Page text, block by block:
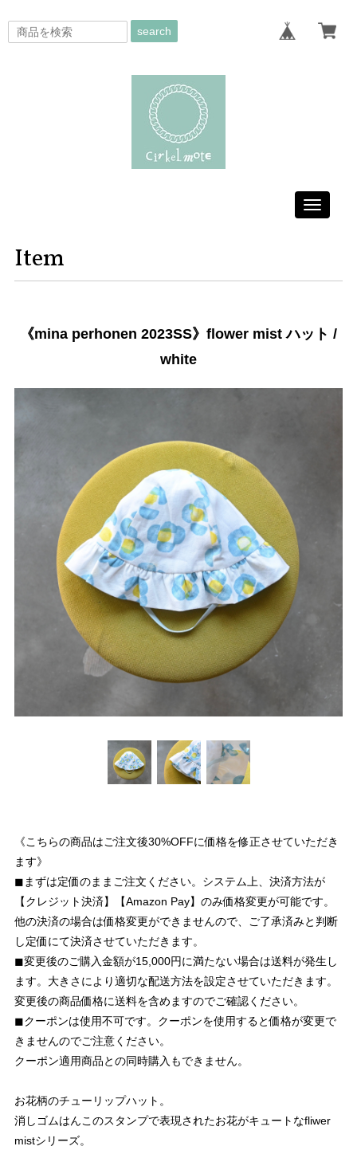
search
Toggle
Item
《mina perhonen 2023SS》flower mist ハット /
white
《こちらの商品はご注文後30%OFFに価格を修正させていただき
ます》
◼︎まずは定価のままご注文ください。システム上、決済方法が
【クレジット決済】【Amazon Pay】のみ価格変更が可能です。
他の決済の場合は価格変更ができませんので、ご了承済みと判断
し定価にて決済させていただきます。
◼︎変更後のご購入金額が15,000円に満たない場合は送料が発生し
ます。大きさにより適切な配送方法を設定させていただきます。
変更後の商品価格に送料を含めますのでご確認ください。
◼︎クーポンは使用不可です。クーポンを使用すると価格が変更で
きませんのでご注意ください。
クーポン適用商品との同時購入もできません。
お花柄のチューリップハット。
消しゴムはんこのスタンプで表現されたお花がキュートなfliwer
mistシリーズ。